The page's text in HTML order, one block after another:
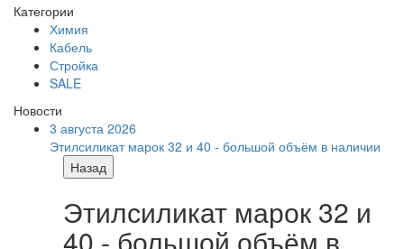
Категории
Химия
Кабель
Стройка
SALE
Новости
3 августа 2026
Этилсиликат марок 32 и 40 - большой объём в наличии
Назад
Этилсиликат марок 32 и
40 - большой объём в